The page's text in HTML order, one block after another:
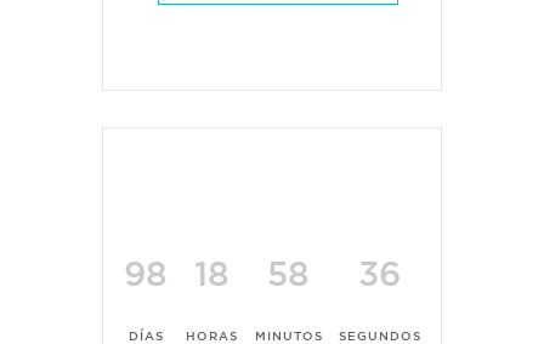
98
DÍAS
18
HORAS
58
MINUTOS
36
SEGUNDOS